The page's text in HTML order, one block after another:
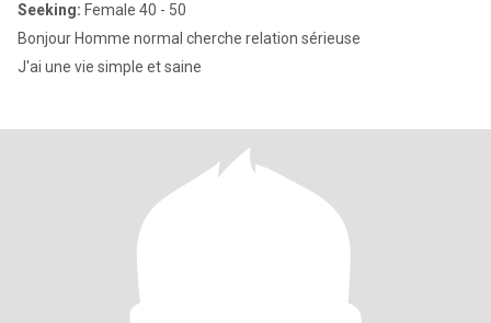
Seeking: Female 40 - 50
Bonjour Homme normal cherche relation sérieuse
J'ai une vie simple et saine